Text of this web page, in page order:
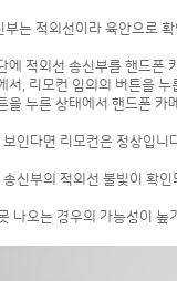
는 적외선이라 육안으로
에 적외선 송신부를 핸드폰
서, 리모컨 임의의 버튼을 누
을 누른 상태에서 핸드폰 카
인다면 리모컨은 정상입니
신부의 적외선 불빛이 확인
나오는 경우의 가능성이 높